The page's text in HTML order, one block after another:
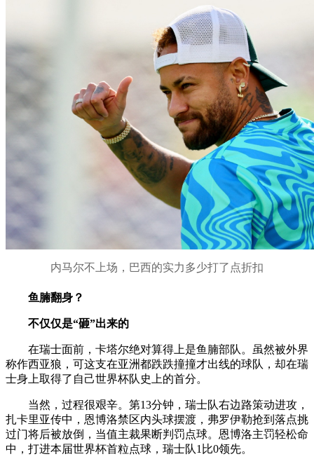
内马尔不上场，巴西的实力多少打了点折扣
鱼腩翻身？
不仅仅是“砸”出来的
在瑞士面前，卡塔尔绝对算得上是鱼腩部队。虽然被外界
称作西亚狼，可这支在亚洲都跌跌撞撞才出线的球队，却在瑞
士身上取得了自己世界杯队史上的首分。
当然，过程很艰辛。第13分钟，瑞士队右边路策动进攻，
扎卡里亚传中，恩博洛禁区内头球摆渡，弗罗伊勒抢到落点挑
过门将后被放倒，当值主裁果断判罚点球。恩博洛主罚轻松命
中，打进本届世界杯首粒点球，瑞士队1比0领先。